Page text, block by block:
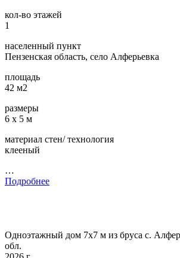
кол-во этажей
1
населенный пункт
Пензенская область, село Алферьевка
площадь
42 м2
размеры
6 х 5 м
материал стен/ технология
клееный
…
Подробнее
Одноэтажный дом 7х7 м из бруса с.
обл.